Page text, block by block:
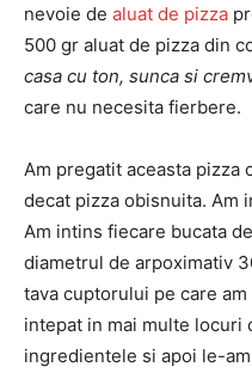
nevoie de aluat de pizza
500 gr aluat de pizza din
casa cu ton, sunca si
care nu necesita fierbere.
Am pregatit aceasta
decat pizza obisnuita. Am
Am intins fiecare bucata
diametrul de arpoximativ
tava cuptorului pe care
intepat in mai multe locuri
ingredientele si apoi le-